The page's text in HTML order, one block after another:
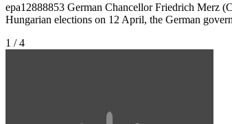
epa12888853 German Chancellor Friedrich Merz
Hungarian elections on 12 April, the German
1 / 4